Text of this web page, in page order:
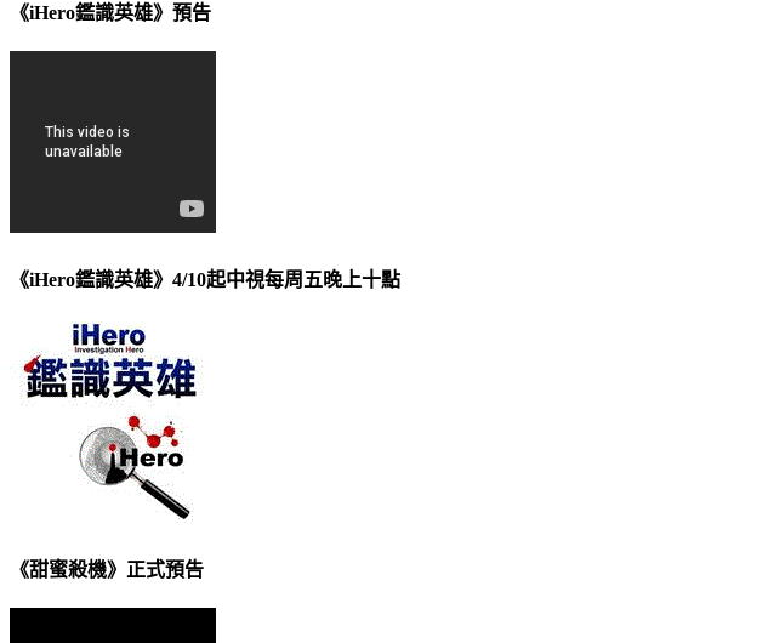
《iHero鑑識英雄》預告
《iHero鑑識英雄》4/10起中視每周五晚上十點
《甜蜜殺機》正式預告